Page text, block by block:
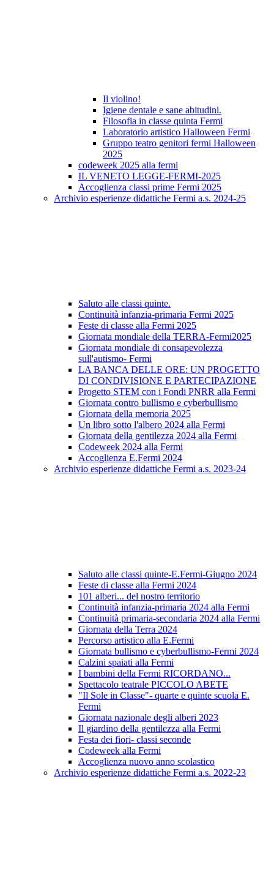
Il violino!
Igiene dentale e sane abitudini.
Filosofia in classe quinta Fermi
Laboratorio artistico Halloween Fermi
Gruppo teatro genitori fermi Halloween
2025
codeweek 2025 alla fermi
IL VENETO LEGGE-FERMI-2025
Accoglienza classi prime Fermi 2025
Archivio esperienze didattiche Fermi a.s. 2024-25
Saluto alle classi quinte.
Continuità infanzia-primaria Fermi 2025
Feste di classe alla Fermi 2025
Giornata mondiale della TERRA-Fermi2025
Giornata mondiale di consapevolezza
sull'autismo- Fermi
LA BANCA DELLE ORE: UN PROGETTO
DI CONDIVISIONE E PARTECIPAZIONE
Progetto STEM con i Fondi PNRR alla Fermi
Giornata contro bullismo e cyberbullismo
Giornata della memoria 2025
Un libro sotto l'albero 2024 alla Fermi
Giornata della gentilezza 2024 alla Fermi
Codeweek 2024 alla Fermi
Accoglienza E.Fermi 2024
Archivio esperienze didattiche Fermi a.s. 2023-24
Saluto alle classi quinte-E.Fermi-Giugno 2024
Feste di classe alla Fermi 2024
101 alberi... del nostro territorio
Continuità infanzia-primaria 2024 alla Fermi
Continuità primaria-secondaria 2024 alla Fermi
Giornata della Terra 2024
Percorso artistico alla E.Fermi
Giornata bullismo e cyberbullismo-Fermi 2024
Calzini spaiati alla Fermi
I bambini della Fermi RICORDANO...
Spettacolo teatrale PICCOLO ABETE
"Il Sole in Classe"- quarte e quinte scuola E.
Fermi
Giornata nazionale degli alberi 2023
Il giardino della gentilezza alla Fermi
Festa dei fiori- classi seconde
Codeweek alla Fermi
Accoglienza nuovo anno scolastico
Archivio esperienze didattiche Fermi a.s. 2022-23